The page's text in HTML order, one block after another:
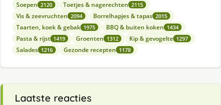
Soepen 2120 Toetjes & nagerechten 2115
Vis & zeevruchten 2094 Borrelhapjes & tapas 2015
Taarten, koek & gebak 1975 BBQ & buiten koken 1434
Pasta & rijst 1419 Groenten 1312 Kip & gevogelte 1297
Salades 1216 Gezonde recepten 1178
Laatste reacties